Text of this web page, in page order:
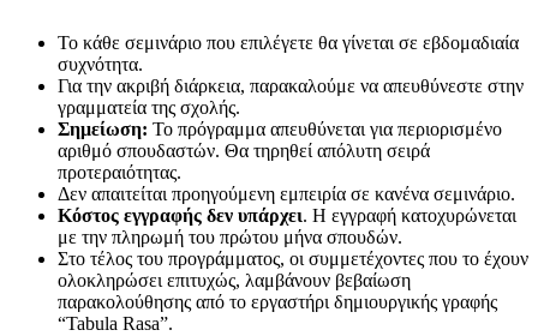
Το κάθε σεμινάριο που επιλέγετε θα γίνεται σε εβδομαδιαία
συχνότητα.
Για την ακριβή διάρκεια, παρακαλούμε να απευθύνεστε στην
γραμματεία της σχολής.
Σημείωση: Το πρόγραμμα απευθύνεται για περιορισμένο
αριθμό σπουδαστών. Θα τηρηθεί απόλυτη σειρά
προτεραιότητας.
Δεν απαιτείται προηγούμενη εμπειρία σε κανένα σεμινάριο.
Κόστος εγγραφής δεν υπάρχει. Η εγγραφή κατοχυρώνεται
με την πληρωμή του πρώτου μήνα σπουδών.
Στο τέλος του προγράμματος, οι συμμετέχοντες που το έχουν
ολοκληρώσει επιτυχώς, λαμβάνουν βεβαίωση
παρακολούθησης από το εργαστήρι δημιουργικής γραφής
“Tabula Rasa”.